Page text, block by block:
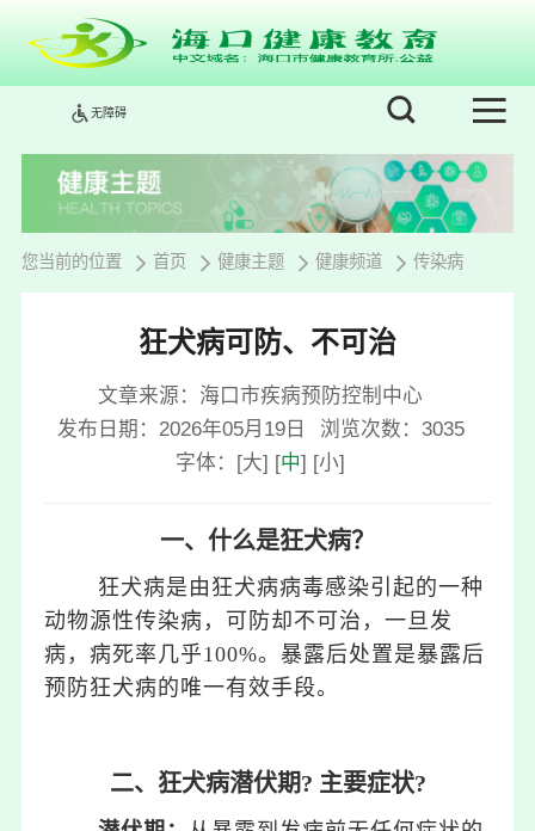
无障碍
您当前的位置 首页 健康主题 健康频道 传染病
狂犬病可防、不可治
文章来源：海口市疾病预防控制中心
发布日期：2026年05月19日
浏览次数： 3035
字体： [大] [中] [小]
一、什么是狂犬病？
狂犬病是由狂犬病病毒感染引起的一种
动物源性传染病，可防却不可治，一旦发
病，病死率几乎100%。暴露后处置是暴露后
预防狂犬病的唯一有效手段。
二、狂犬病潜伏期? 主要症状?